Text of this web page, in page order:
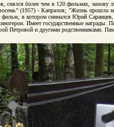
снялся более чем в 120 фильмах,
(1957) - Капралов; "Жизнь прошла
в котором снимался Юрий Саранцев,
Имеет государственные награды.
и другими родственниками.